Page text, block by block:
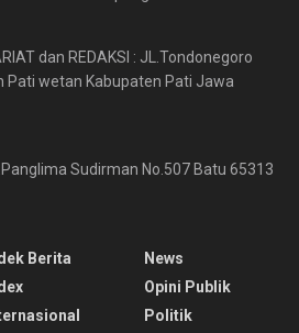
dan REDAKSI : JL.Tondonegoro
Pati wetan Kabupaten Pati Jawa
Sudirman No.507 Batu 65313
Berita
News
Opini Publik
Politik